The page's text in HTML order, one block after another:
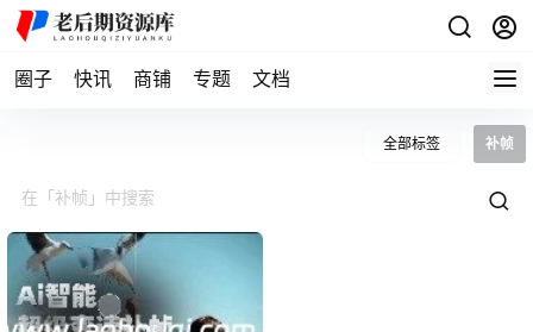
圈子 快讯 商铺 专题 文档
全部标签 补帧